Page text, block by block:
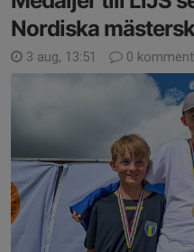
Nordiska
3 aug, 13:51 0